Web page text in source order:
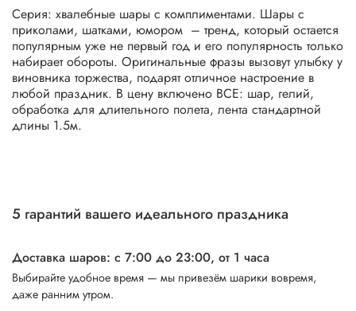
Серия: хвалебные шары с комплиментами. Шары с
приколами, шатками, юмором – тренд, который остается
популярным уже не первый год и его популярность только
набирает обороты. Оригинальные фразы вызовут улыбку у
виновника торжества, подарят отличное настроение в
любой праздник. В цену включено ВСЕ: шар, гелий,
обработка для длительного полета, лента стандартной
длины 1.5м.
5 гарантий вашего идеального праздника
Доставка шаров: с 7:00 до 23:00, от 1 часа
Выбирайте удобное время — мы привезём шарики вовремя,
даже ранним утром.